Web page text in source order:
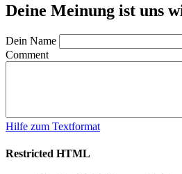
Deine Meinung ist uns
Dein Name
Comment
Hilfe zum Textformat
Restricted HTML